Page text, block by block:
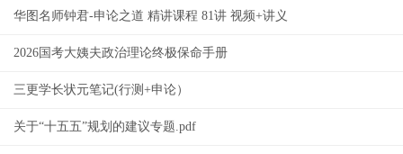
华图名师钟君-申论之道 精讲课程 81讲 视频+讲义
2026国考大姨夫政治理论终极保命手册
三更学长状元笔记(行测+申论）
关于“十五五”规划的建议专题.pdf